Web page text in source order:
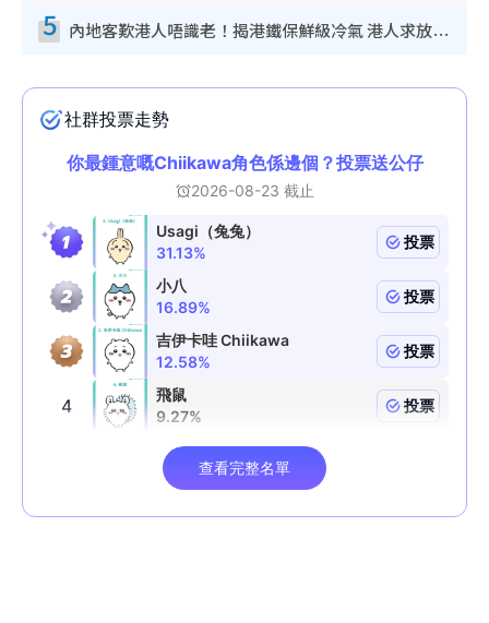
5 內地客歎港人唔識老！揭港鐵保鮮級冷氣 港人求放過：咪投訴